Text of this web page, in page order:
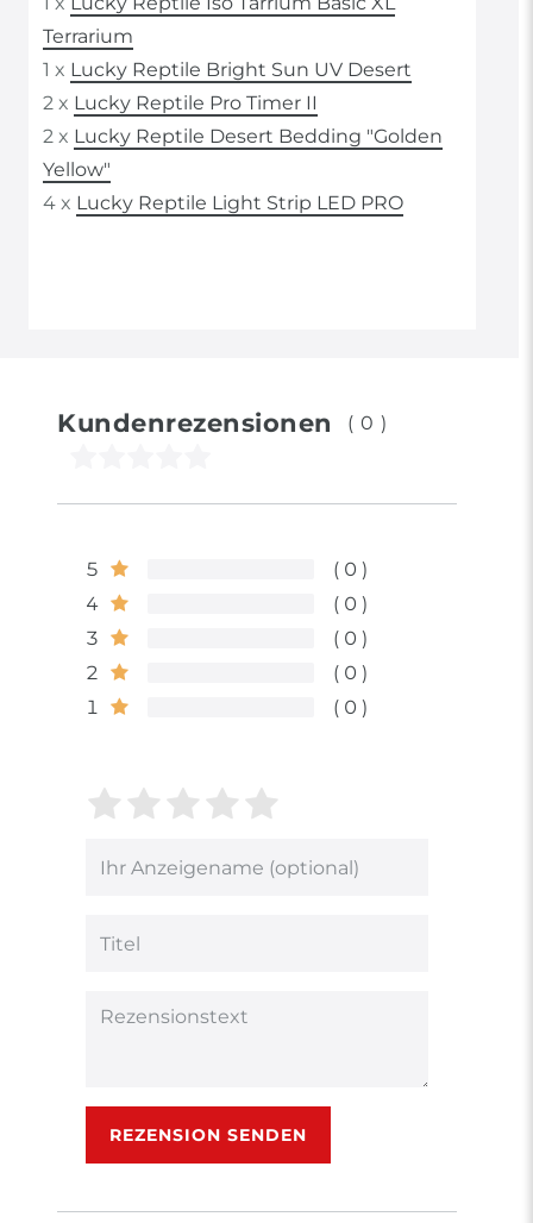
Terrarium
1 x Lucky Reptile Bright Sun UV Desert
2 x Lucky Reptile Pro Timer II
2 x Lucky Reptile Desert Bedding "Golden
Yellow"
4 x Lucky Reptile Light Strip LED PRO
Kundenrezensionen (0)
5
0
4
0
3
0
2
0
1
0
Bewertungssterne
von
4
von
3
2
von
1
von
Bewertungssternen
Anzeigename
Rezensionstext
REZENSION SENDEN